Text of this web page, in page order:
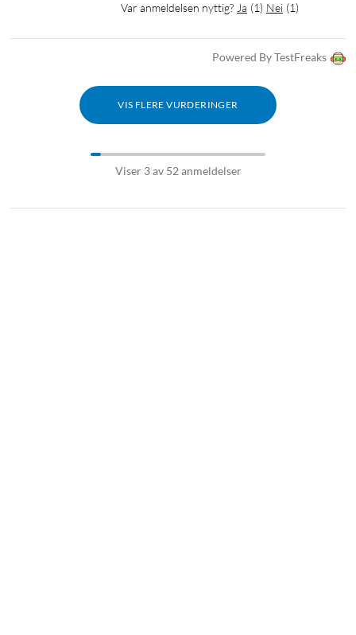
Var anmeldelsen nyttig? Ja (1) Nei (1)
Powered By TestFreaks
VIS FLERE VURDERINGER
Viser 3 av 52 anmeldelser